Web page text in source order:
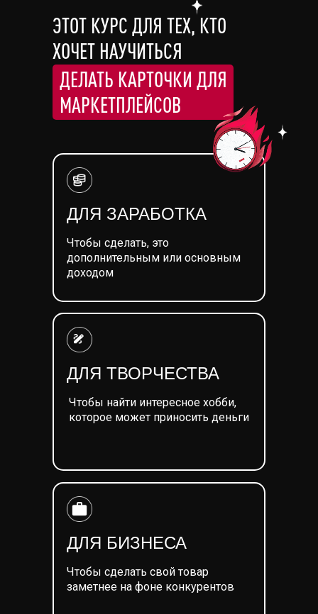
ЭТОТ КУРС ДЛЯ ТЕХ, КТО
ХОЧЕТ НАУЧИТЬСЯ
ДЛЯ ЗАРАБОТКА
Чтобы сделать, это
дополнительным или основным
доходом
ДЛЯ БИЗНЕСА
Чтобы сделать свой товар
заметнее на фоне конкурентов
ДЛЯ ТВОРЧЕСТВА
Чтобы найти интересное хобби,
которое может приносить деньги
ДЕЛАТЬ КАРТОЧКИ ДЛЯ
МАРКЕТПЛЕЙСОВ